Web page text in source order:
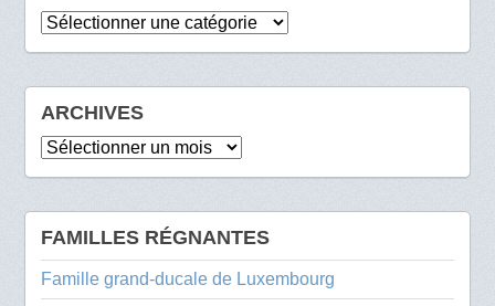
Catégories
ARCHIVES
Archives
FAMILLES RÉGNANTES
Famille grand-ducale de Luxembourg